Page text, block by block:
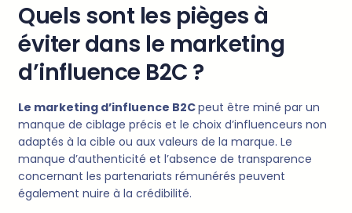
Quels sont les pièges à
éviter dans le marketing
d’influence B2C ?
Le marketing d’influence B2Cpeut être miné par un
manque de ciblage précis et le choix d’influenceurs non
adaptés à la cible ou aux valeurs de la marque. Le
manque d’authenticité et l’absence de transparence
concernant les partenariats rémunérés peuvent
également nuire à la crédibilité.